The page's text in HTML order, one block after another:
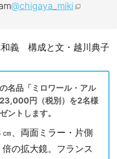
@chigaya_miki
和義 構成と文・越川典子
名品「ミロワール・アル
円（税別）を2名様
ントします。
㎝、両面ミラー・片側
倍の拡大鏡。フランス